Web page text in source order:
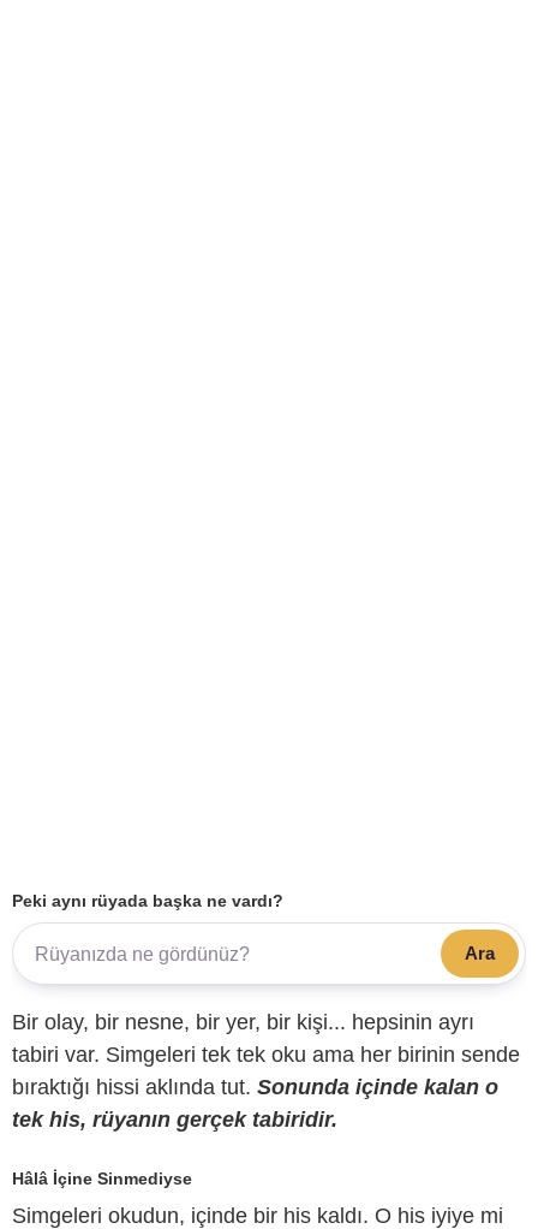
Peki aynı rüyada başka ne vardı?
Ara
Bir olay, bir nesne, bir yer, bir kişi... hepsinin ayrı
tabiri var. Simgeleri tek tek oku ama her birinin sende
bıraktığı hissi aklında tut. Sonunda içinde kalan o
tek his, rüyanın gerçek tabiridir.
Hâlâ İçine Sinmediyse
Simgeleri okudun, içinde bir his kaldı. O his iyiye mi